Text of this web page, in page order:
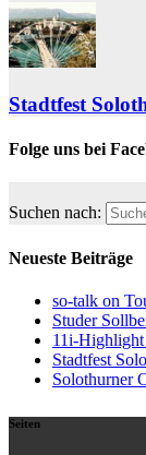
Stadtfest
Folge uns bei
Suchen nach:
Neueste Beiträge
so-talk on
Studer
11i-Highlight
Stadtfest
Solothurner
Seiten